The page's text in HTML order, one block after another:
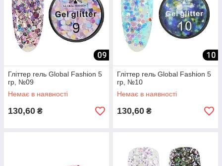
Гліттер гель Global Fashion 5
гр, №09
Немає в наявності
130,60 ₴
Гліттер гель Global Fashion 5
гр, №10
Немає в наявності
130,60 ₴